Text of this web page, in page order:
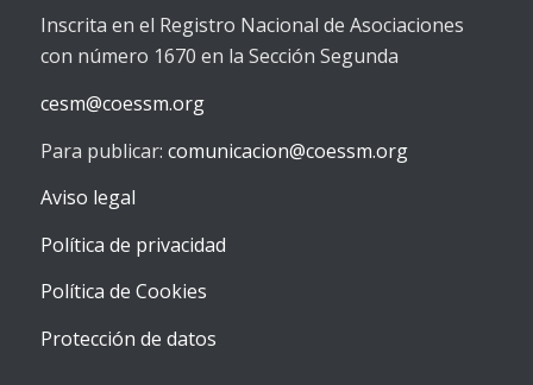
Inscrita en el Registro Nacional de Asociaciones
con número 1670 en la Sección Segunda
cesm@coessm.org
Para publicar: comunicacion@coessm.org
Aviso legal
Política de privacidad
Política de Cookies
Protección de datos